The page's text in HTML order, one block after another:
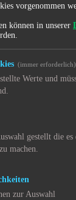
vorgenommen
können in unserer
(immer erforderlich)
Werte und
gestellt die
machen.
zur Auswahl